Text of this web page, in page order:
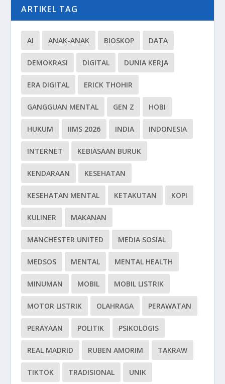
ARTIKEL TAG
AI ANAK-ANAK BIOSKOP DATA
DEMOKRASI DIGITAL DUNIA KERJA
ERA DIGITAL ERICK THOHIR
GANGGUAN MENTAL GEN Z HOBI
HUKUM IIMS 2026 INDIA INDONESIA
INTERNET KEBIASAAN BURUK
KENDARAAN KESEHATAN
KESEHATAN MENTAL KETAKUTAN KOPI
KULINER MAKANAN
MANCHESTER UNITED MEDIA SOSIAL
MEDSOS MENTAL MENTAL HEALTH
MINUMAN MOBIL MOBIL LISTRIK
MOTOR LISTRIK OLAHRAGA PERAWATAN
PERAYAAN POLITIK PSIKOLOGIS
REAL MADRID RUBEN AMORIM TAKRAW
TIKTOK TRADISIONAL UNIK